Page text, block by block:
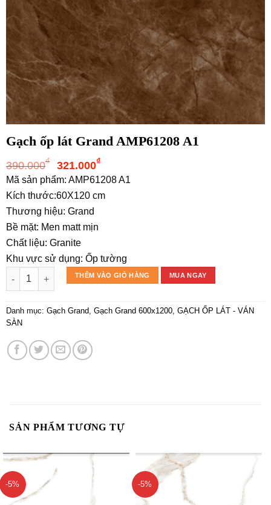
Gạch ốp lát Grand AMP61208 A1
390.000₫
Giá
gốc
là:
390.000₫.
321.000₫Giá
hiện
tại
Mã sản phẩm: AMP61208 A1
Kích thước:60X120 cm
Thương hiệu: Grand
Bề mặt: Men matt mịn
Chất liệu: Granite
Khu vực sử dụng: Ốp tường
Gạch ốp lát Grand AMP61208 A1 số lượng
THÊM VÀO GIỎ HÀNG MUA NGAY
Danh mục: Gạch Grand, Gạch Grand 600x1200, GẠCH ỐP LÁT - VÁN
SÀN
SẢN PHẨM TƯƠNG TỰ
-5% -5%